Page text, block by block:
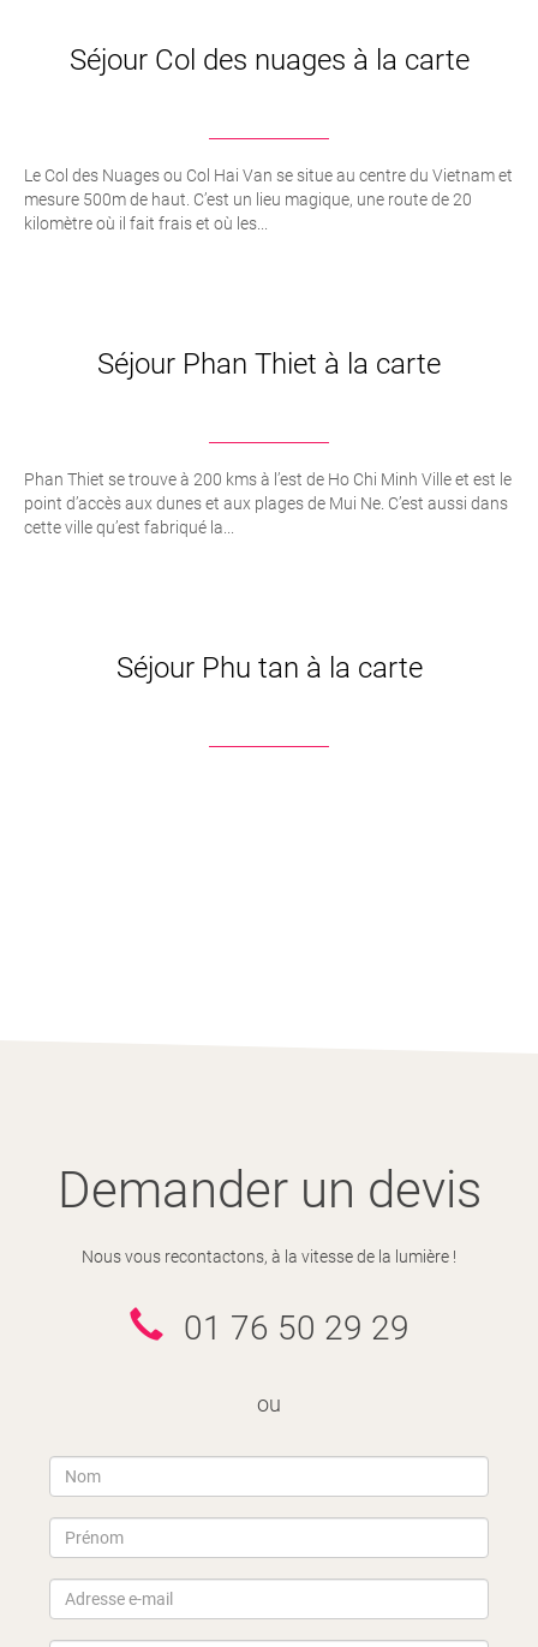
Séjour Col des nuages à la carte
Le Col des Nuages ou Col Hai Van se situe au centre du Vietnam et
mesure 500m de haut. C’est un lieu magique, une route de 20
kilomètre où il fait frais et où les...
Séjour Phan Thiet à la carte
Phan Thiet se trouve à 200 kms à l’est de Ho Chi Minh Ville et est le
point d’accès aux dunes et aux plages de Mui Ne. C’est aussi dans
cette ville qu’est fabriqué la...
Séjour Phu tan à la carte
Demander un devis
Nous vous recontactons, à la vitesse de la lumière !
01 76 50 29 29
ou